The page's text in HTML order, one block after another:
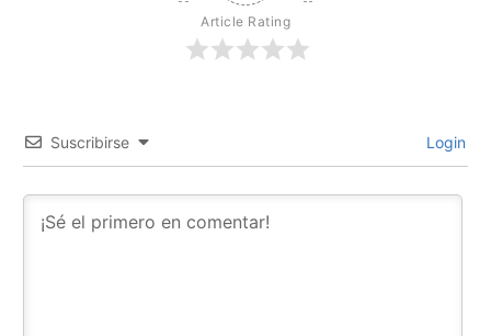
Article Rating
Suscribirse Login